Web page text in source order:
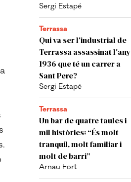
Sergi Estapé
Terrassa
Qui va ser l'industrial de
Terrassa assassinat l'any
1936 que té un carrer a
Sant Pere?
Sergi Estapé
Terrassa
Un bar de quatre taules i
mil històries: “És molt
tranquil, molt familiar i
molt de barri”
Arnau Fort